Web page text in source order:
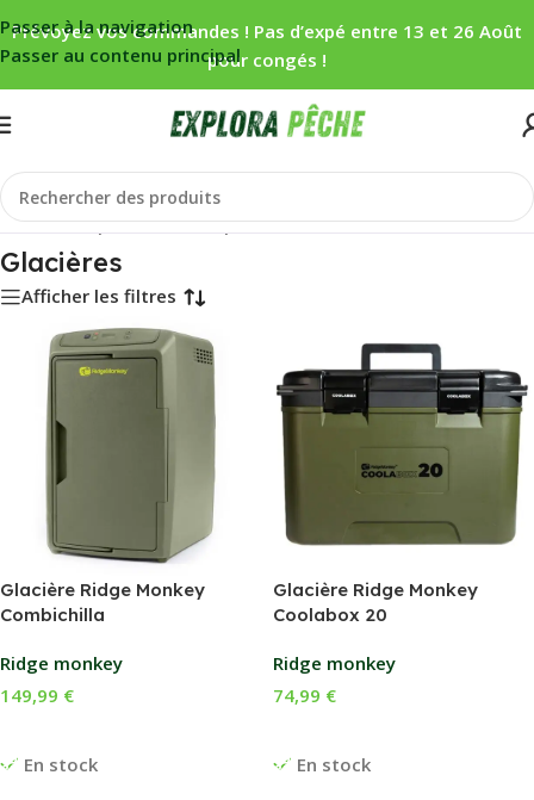
Passer à la navigation
Passer au contenu principal
Prévoyez vos commandes ! Pas d’expé entre 13 et 26 Août
pour congés !
Accueil/Carpe/Bivouac/Repas/Glacières
Glacières
Afficher les filtres
Glacière Ridge Monkey
Combichilla
Ridge monkey
En stock
149,99 €
Glacière Ridge Monkey
Coolabox 20
Ridge monkey
En stock
74,99 €